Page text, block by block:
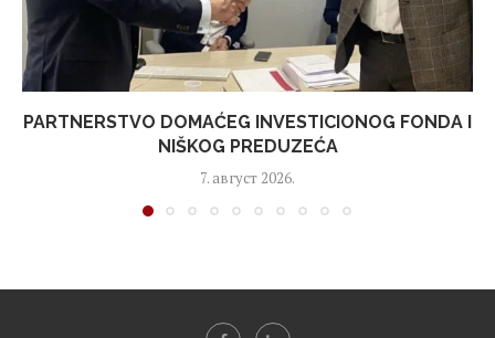
PARTNERSTVO DOMAĆEG INVESTICIONOG FONDA I
NIŠKOG PREDUZEĆA
7. август 2026.